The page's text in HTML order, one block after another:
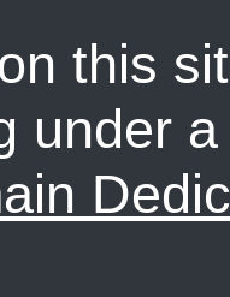
this
under